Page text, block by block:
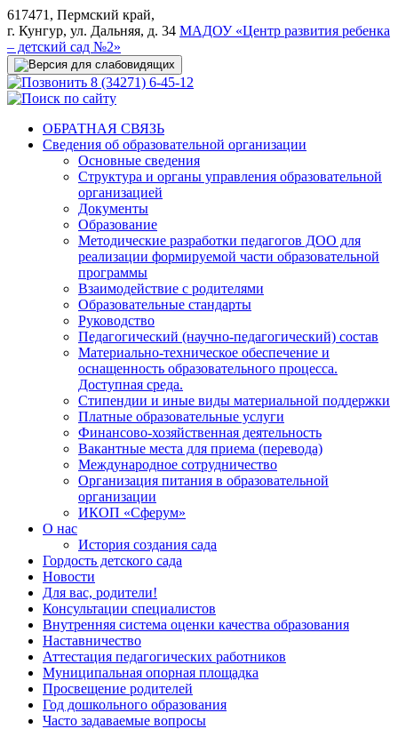
617471, Пермский край,
г. Кунгур, ул. Дальняя, д. 34 МАДОУ «Центр развития ребенка
– детский сад №2»
8 (34271) 6-45-12
ОБРАТНАЯ СВЯЗЬ
Сведения об образовательной организации
Основные сведения
Структура и органы управления образовательной
организацией
Документы
Образование
Методические разработки педагогов ДОО для
реализации формируемой части образовательной
программы
Взаимодействие с родителями
Образовательные стандарты
Руководство
Педагогический (научно-педагогический) состав
Материально-техническое обеспечение и
оснащенность образовательного процесса.
Доступная среда.
Стипендии и иные виды материальной поддержки
Платные образовательные услуги
Финансово-хозяйственная деятельность
Вакантные места для приема (перевода)
Международное сотрудничество
Организация питания в образовательной
организации
ИКОП «Сферум»
О нас
История создания сада
Гордость детского сада
Новости
Для вас, родители!
Консультации специалистов
Внутренняя система оценки качества образования
Наставничество
Аттестация педагогических работников
Муниципальная опорная площадка
Просвещение родителей
Год дошкольного образования
Часто задаваемые вопросы